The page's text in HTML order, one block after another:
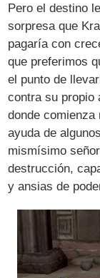
Pero el destino
sorpresa que
pagaría con
que preferimos
el punto de
contra su propio
donde
ayuda de
mismísimo
destrucción,
y ansias de